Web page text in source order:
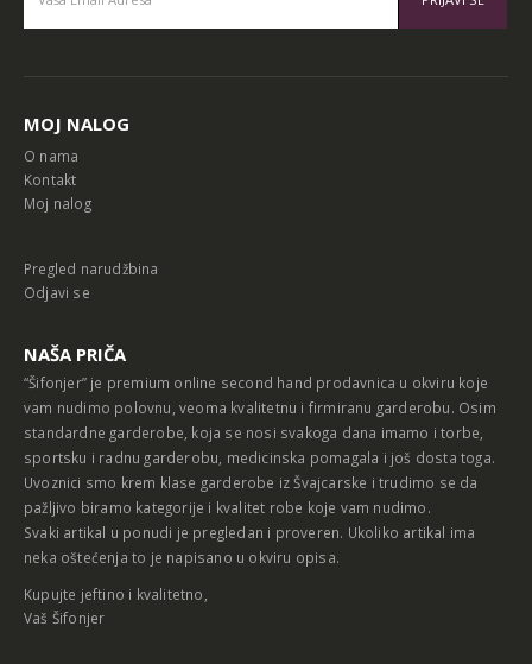
MOJ NALOG
O nama
Kontakt
Moj nalog
Pregled narudžbina
Odjavi se
NAŠA PRIČA
“Šifonjer” je premium online second hand prodavnica u okviru koje
vam nudimo polovnu, veoma kvalitetnu i firmiranu garderobu. Osim
standardne garderobe, koja se nosi svakoga dana imamo i torbe,
sportsku i radnu garderobu, medicinska pomagala i još dosta toga.
Uvoznici smo krem klase garderobe iz Švajcarske i trudimo se da
pažljivo biramo kategorije i kvalitet robe koje vam nudimo.
Svaki artikal u ponudi je pregledan i proveren. Ukoliko artikal ima
neka oštećenja to je napisano u okviru opisa.
Kupujte jeftino i kvalitetno,
Vaš Šifonjer